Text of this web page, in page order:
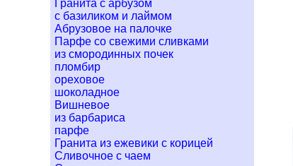
Гранита с арбузом
с базиликом и лаймом
Абрузовое на палочке
Парфе со свежими сливками
из смородинных почек
пломбир
ореховое
шоколадное
Вишневое
из барбариса
парфе
Гранита из ежевики с корицей
Сливочное с чаем